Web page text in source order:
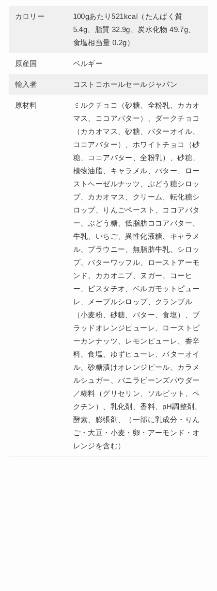
カロリー
100gあたり521kcal（たんぱく質
5.4g、脂質 32.9g、炭水化物 49.7g、
食塩相当量 0.2g）
原産国 ベルギー
輸入者 コストコホールセールジャパン
原材料
ミルクチョコ（砂糖、全粉乳、カカオ
マス、ココアバター）、ダークチョコ
（カカオマス、砂糖、バターオイル、
ココアバター）、ホワイトチョコ（砂
糖、ココアバター、全粉乳）、砂糖、
植物油脂、キャラメル、バター、ロー
ストヘーゼルナッツ、ぶどう糖シロッ
プ、カカオマス、クリーム、転化糖シ
ロップ、りんごペースト、ココアバタ
ー、ぶどう糖、低脂肪ココアバター、
牛乳、いちご、異性化液糖、キャラメ
ル、ブラウニー、無脂肪牛乳、シロッ
プ、バターワッフル、ローストアーモ
ンド、カカオニブ、ヌガー、コーヒ
ー、ピスタチオ、ベルガモットピュー
レ、メープルシロップ、クランブル
（小麦粉、砂糖、バター、食塩）、ブ
ラッドオレンジピューレ、ローストピ
ーカンナッツ、レモンピューレ、香辛
料、食塩、ゆずピューレ、バターオイ
ル、砂糖漬けオレンジピール、カラメ
ルシュガー、バニラビーンズパウダー
／糊料（グリセリン、ソルビット、ペ
クチン）、乳化剤、香料、pH調整剤、
酵素、膨張剤、（一部に乳成分・りん
ご・大豆・小麦・卵・アーモンド・オ
レンジを含む）